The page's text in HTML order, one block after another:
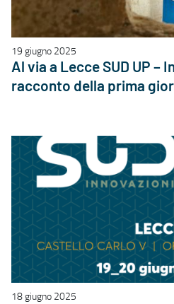
19 giugno 2025
Al via a Lecce SUD UP –
racconto della prima
18 giugno 2025